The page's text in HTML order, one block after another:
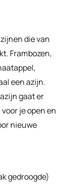
die van
Frambozen,
een azijn.
gaat er
je open en
nieuwe
gedroogde)